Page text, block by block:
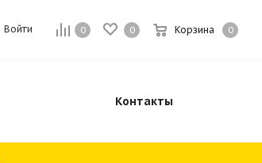
0 0 Корзина 0
Войти
Контакты